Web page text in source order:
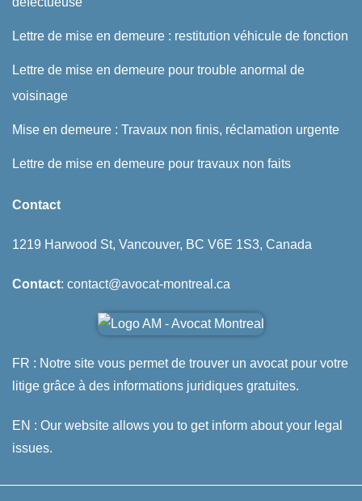
Lettre de mise en demeure : restitution véhicule de fonction
Lettre de mise en demeure pour trouble anormal de
voisinage
Mise en demeure : Travaux non finis, réclamation urgente
Lettre de mise en demeure pour travaux non faits
Contact
1219 Harwood St, Vancouver, BC V6E 1S3, Canada
Contact: contact@avocat-montreal.ca
FR : Notre site vous permet de trouver un avocat pour votre
litige grâce à des informations juridiques gratuites.
EN : Our website allows you to get inform about your legal
issues.